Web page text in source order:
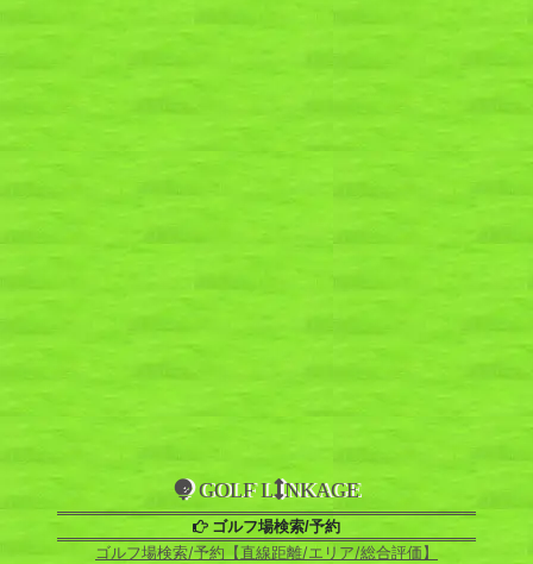
GOLF L NKAGE
ゴルフ場検索/予約
ゴルフ場検索/予約【直線距離/エリア/総合評価】